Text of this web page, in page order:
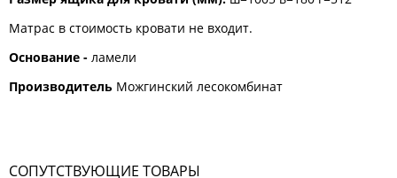
Матрас в стоимость кровати не входит.
Основание - ламели
Производитель Можгинский лесокомбинат
СОПУТСТВУЮЩИЕ ТОВАРЫ